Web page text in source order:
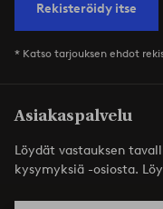
Rekisteröidy itse
* Katso tarjouksen ehdot
Asiakaspalvelu
Löydät vastauksen
kysymyksiä -osiosta.